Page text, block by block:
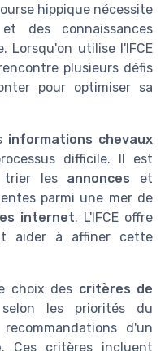
hippique nécessite
des connaissances
Lorsqu'on utilise l'IFCE
plusieurs défis
pour optimiser sa
informations chevaux
difficile. Il est
trier les annonces et
parmi une mer de
internet. L'IFCE offre
aider à affiner cette
choix des critères de
les priorités du
d'un
. Ces critères incluent